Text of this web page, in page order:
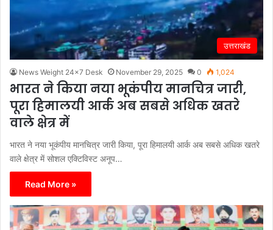
उत्तराखंड
News Weight 24x7 Desk November 29, 2025 0 1,024
भारत ने किया नया भूकंपीय मानचित्र जारी,
पूरा हिमालयी आर्क अब सबसे अधिक खतरे
वाले क्षेत्र में
भारत ने नया भूकंपीय मानचित्र जारी किया, पूरा हिमालयी आर्क अब सबसे अधिक खतरे
वाले क्षेत्र में सोशल एक्टिविस्ट अनूप…
Read More »